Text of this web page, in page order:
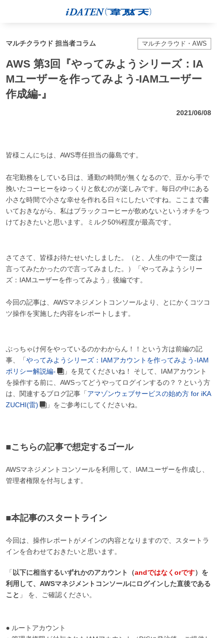
マルチクラウド 担当者コラム マルチクラウド・AWS
AWS 第3回『やってみようシリーズ：IA
Mユーザーを作ってみよう-IAMユーザー
作成編-』
2021/06/08
皆様こんにちは、AWS専任担当の藤島です。
在宅勤務をしている日は、通勤の時間が無くなるので、豆から手で
挽いたコーヒーをゆっくりと飲むのが楽しみです。毎日の中にある
小さな時間で小さな幸せを作れる日々にしたいですね。ここまで書
いておきながら、私はブラックコーヒーが飲めないというオチをつ
けておきたいと思います。ミルク50%程度が最高です。
さてさて、皆様お待たせいたしました。（と、人生の中で一度は
言ってみたかったので言ってみました。）「やってみようシリー
ズ：IAMユーザーを作ってみよう」後編です。
今回の記事は、AWSマネジメントコンソールより、とにかくコツコ
ツ操作を実施した内容をレポートします。
ぶっちゃけ何をやっているのかわからん！！という方は前編の記
事、「やってみようシリーズ：IAMアカウントを作ってみよう-IAM
ポリシー解説編-
」を見てくださいね！ そして、IAMアカウント
を操作する前に、AWSってどうやってログインするの？？という方
は、関連するブログ記事「アマゾンウェブサービスの始め方 for iKA
ZUCHI(雷)
」をご参考にしてくださいね。
■こちらの記事で想定するゴール
AWSマネジメントコンソールを利用して、IAMユーザーを作成し、
管理者権限を付与します。
■本記事のスタートライン
今回は、操作レポートがメインの内容となりますので、スタートラ
インを合わせておきたいと思います。
「以下に相当するいずれかのアカウント（andではなくorです）を
利用して、AWSマネジメントコンソールにログインした直後である
こと 」 を、ご確認ください。
● ルートアカウント